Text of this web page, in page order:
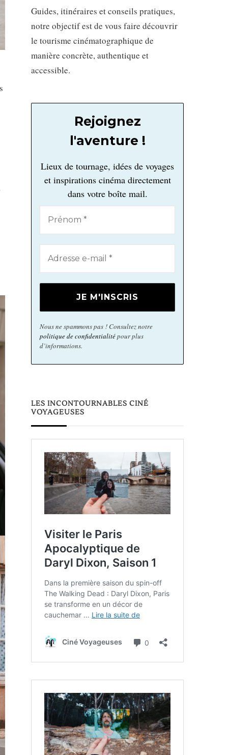
Guides, itinéraires et conseils pratiques,
notre objectif est de vous faire découvrir
le tourisme cinématographique de
manière concrète, authentique et
accessible.
Rejoignez
l'aventure !
Lieux de tournage, idées de voyages
et inspirations cinéma directement
dans votre boîte mail.
Nous ne spammons pas ! Consultez notre
politique de confidentialitépour plus
d’informations.
LES INCONTOURNABLES CINÉ
VOYAGEUSES